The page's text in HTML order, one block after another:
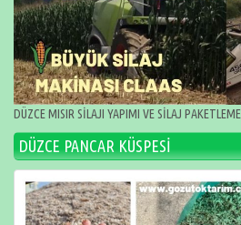
DÜZCE MISIR SİLAJI YAPIMI VE SİLAJ PAKETLEME
DÜZCE PANCAR KÜSPESİ